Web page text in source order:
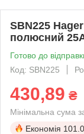
SBN225
полюсний
Готово до
Код: SBN225
430,89 ₴
Мінімальна сума
Економія